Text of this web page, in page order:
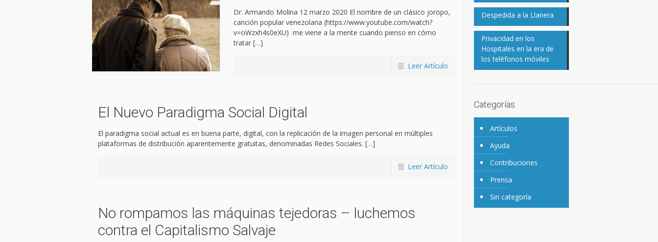
Dr. Armando Molina 12 marzo 2020 El nombre de un clásico joropo,
canción popular venezolana (https://www.youtube.com/watch?
v=oWzxh4s0eXU) me viene a la mente cuando pienso en cómo
tratar […]
Leer Artículo
El Nuevo Paradigma Social Digital
El paradigma social actual es en buena parte, digital, con la replicación de la imagen personal en múltiples
plataformas de distribución aparentemente gratuitas, denominadas Redes Sociales. […]
Leer Artículo
No rompamos las máquinas tejedoras – luchemos
contra el Capitalismo Salvaje
Despedida a la Llanera
Privacidad en los
Hospitales en la era de
los teléfonos móviles
Categorías
Artículos
Ayuda
Contribuciones
Prensa
Sin categoría